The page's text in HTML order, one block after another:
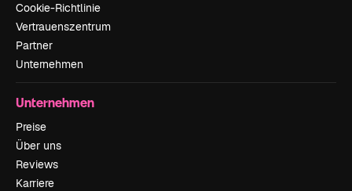
Cookie-Richtlinie
Vertrauenszentrum
Partner
Unternehmen
Unternehmen
Preise
Über uns
Reviews
Karriere